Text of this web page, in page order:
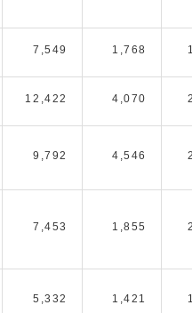
7,549 1,768
12,422 4,070
9,792 4,546
7,453 1,855
5,332 1,421